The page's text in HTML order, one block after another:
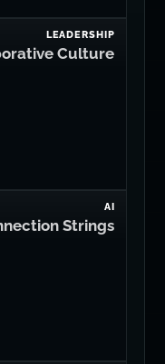
LEADERSHIP
Culture
AI
Strings